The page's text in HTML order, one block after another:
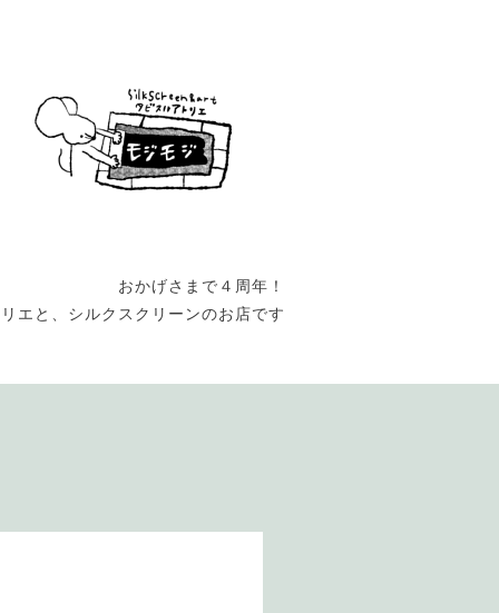
おかげさまで４周年！
エと、シルクスクリーンのお店です